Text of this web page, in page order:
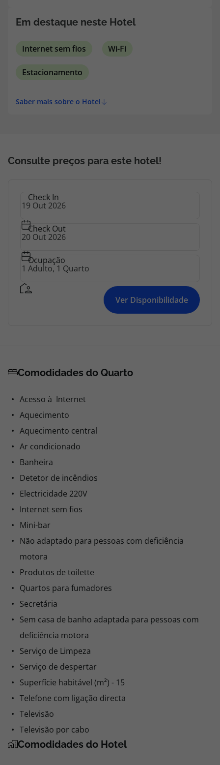
Em destaque neste Hotel
Internet sem fios Wi-Fi
Estacionamento
Saber mais sobre o Hotel
Consulte preços para este hotel!
Check In
Check Out
Ocupação
Ver Disponibilidade
Comodidades do Quarto
Acesso à Internet
Aquecimento
Aquecimento central
Ar condicionado
Banheira
Detetor de incêndios
Electricidade 220V
Internet sem fios
Mini-bar
Não adaptado para pessoas com deficiência
motora
Produtos de toilette
Quartos para fumadores
Secretária
Sem casa de banho adaptada para pessoas com
deficiência motora
Serviço de Limpeza
Serviço de despertar
Superfície habitável (m²) - 15
Telefone com ligação directa
Televisão
Televisão por cabo
Comodidades do Hotel